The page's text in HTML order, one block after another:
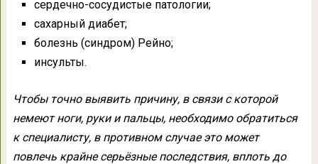
сердечно-сосудистые патологии;
сахарный диабет;
болезнь (синдром) Рейно;
инсульты.
Чтобы точно выявить причину, в связи с которой
немеют ноги, руки и пальцы, необходимо обратиться
к специалисту, в противном случае это может
повлечь крайне серьёзные последствия, вплоть до